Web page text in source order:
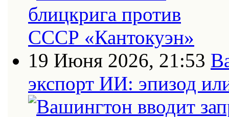
19 Июня 2026, 21:53
экспорт ИИ: эпизод